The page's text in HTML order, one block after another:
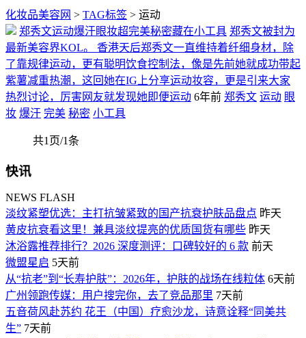
化妆品美容网 > TAG标签 > 运动
郑秀文运动爆汗眼妆超完美秘密藏在小工具 郑秀文被封为
最新美容界KOL。 香港天后郑秀文一直维持着纤细身材，除
了靠规律运动，更有聪明饮食控制法，像是先前她就成功带起
紫薯减重热潮，这回她在IG上分享运动妆容，更是引来大家
热烈讨论，厉害网友就发现她即便运动 6年前 郑秀文 运动 眼
妆 爆汗 完美 秘密 小工具
共1页/1条
快讯
NEWS FLASH
淡纹紧塑优选：主打抗皱紧致的国产抗衰护肤品盘点 昨天
黄皮抗衰看这里！兼具淡纹提亮的优质国货有哪些 昨天
沐浴露推荐排行？2026 深度测评：口碑较好的 6 款 前天
微盟星启 5天前
从“抗老”到“长寿护肤”：2026年，护肤的战场在线粒体 6天前
广州领跑传媒：用户搜完你，去了竞品那里 7天前
五音荷风赴苏约 花王（中国）疗愈沙龙，诗意诠释“同美共
生” 7天前